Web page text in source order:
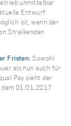
unmittelbar
Entwurf
ist, wenn der
Streikenden
Fristen: Sowohl
als nun auch für
Pay sieht der
01.01.2017